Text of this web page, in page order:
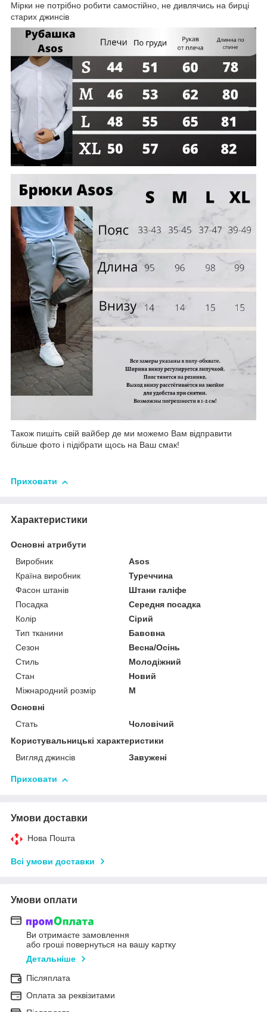
Мірки не потрібно робити самостійно, не дивлячись на бирці
старих джинсів
Також пишіть свій вайбер де ми можемо Вам відправити
більше фото і підібрати щось на Ваш смак!
Приховати
Характеристики
Основні атрибути
Виробник
Asos
Країна виробник
Туреччина
Фасон штанів
Штани галіфе
Посадка
Середня посадка
Колір
Сірий
Тип тканини
Бавовна
Сезон
Весна/Осінь
Стиль
Молодіжний
Стан
Новий
Міжнародний розмір
M
Основні
Стать
Чоловічий
Користувальницькі характеристики
Вигляд джинсів
Завужені
Приховати
Умови доставки
Нова Пошта
Всі умови доставки
Умови оплати
Ви отримаєте замовлення
або гроші повернуться на вашу картку
Детальніше
Післяплата
Оплата за реквізитами